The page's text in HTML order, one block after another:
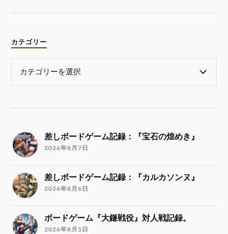
カテゴリー
差しボードゲーム記録：『宝石の煌めき』
2026年8月7日
差しボードゲーム記録：『カルカソンヌ』
2026年8月6日
ボードゲーム『大鎌戦役』対人戦記録。
2026年8月5日